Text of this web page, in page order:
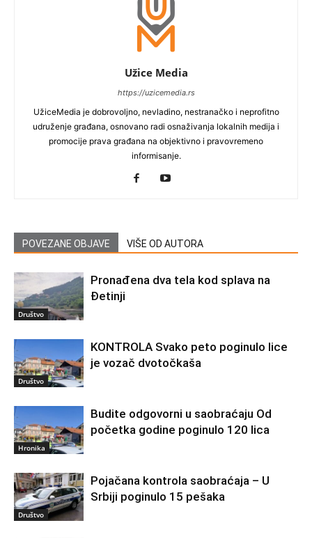
Užice Media
https://uzicemedia.rs
UžiceMedia je dobrovoljno, nevladino, nestranačko i neprofitno
udruženje građana, osnovano radi osnaživanja lokalnih medija i
promocije prava građana na objektivno i pravovremeno
informisanje.
POVEZANE OBJAVE VIŠE OD AUTORA
Društvo
Pronađena dva tela kod splava na
Đetinji
Društvo
KONTROLA Svako peto poginulo lice
je vozač dvotočkaša
Hronika
Budite odgovorni u saobraćaju Od
početka godine poginulo 120 lica
Društvo
Pojačana kontrola saobraćaja – U
Srbiji poginulo 15 pešaka